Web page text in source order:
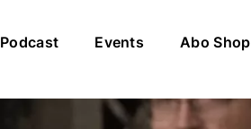
Podcast Events Abo Shop